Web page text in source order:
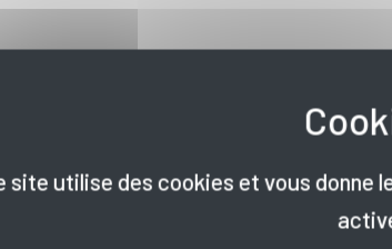
à la
site utilise des cookies et vous donne